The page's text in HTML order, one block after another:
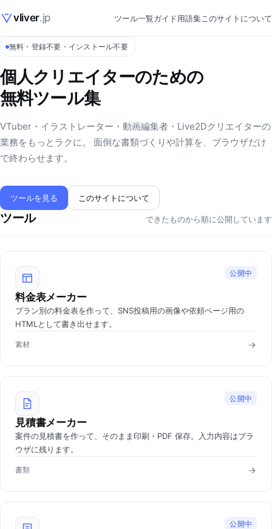
vliver.jp ツール一覧ガイド用語集このサイトについて
無料・登録不要・インストール不要
個人クリエイターのための
無料ツール集
VTuber・イラストレーター・動画編集者・Live2Dクリエイターの
業務をもっとラクに。 面倒な書類づくりや計算を、ブラウザだけ
で終わらせます。
ツールを見る このサイトについて
ツール できたものから順に公開しています
公開中
料金表メーカー
プラン別の料金表を作って、SNS投稿用の画像や依頼ページ用の
HTMLとして書き出せます。
素材
公開中
見積書メーカー
案件の見積書を作って、そのまま印刷・PDF 保存。入力内容はブラ
ウザに残ります。
書類
公開中